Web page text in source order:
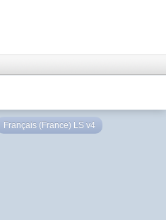
Français (France) LS v4